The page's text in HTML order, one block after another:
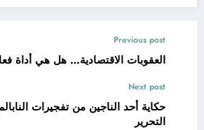
Previous post
العقوبات الاقتصادية… هل هي أداة
Next post
حكاية أحد الناجين من تفجيرات
التحرير